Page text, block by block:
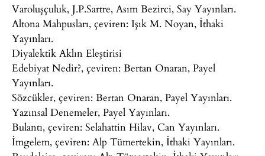
Varoluşçuluk, J.P.Sartre, Asım Bezirci, Say Yayınları.
Altona Mahpusları, çeviren: Işık M. Noyan, İthaki
Yayınları.
Diyalektik Aklın Eleştirisi
Edebiyat Nedir?, çeviren: Bertan Onaran, Payel
Yayınları.
Sözcükler, çeviren: Bertan Onaran, Payel Yayınları.
Yazınsal Denemeler, Payel Yayınları.
Bulantı, çeviren: Selahattin Hilav, Can Yayınları.
İmgelem, çeviren: Alp Tümertekin, İthaki Yayınları.